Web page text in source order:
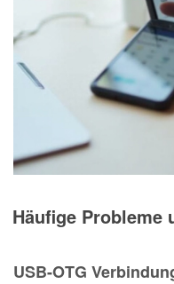
Häufige Probleme
USB-OTG